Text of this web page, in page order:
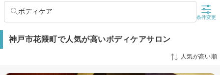
ボディケア
条件変更
神戸市花隈町で人気が高いボディケアサロン
人気が高い順